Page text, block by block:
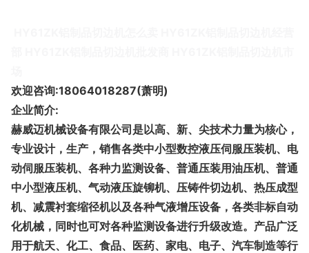
欢迎咨询:18064018287(萧明)
企业简介:
赫威迈机械设备有限公司是以高、新、尖技术力量为核心，
专业设计，生产，销售各类中小型数控液压伺服压装机、电
动伺服压装机、各种力监测设备、普通压装用油压机、普通
中小型液压机、气动液压旋铆机、压铸件切边机、热压成型
机、减震衬套缩径机以及各种气液增压设备，各类非标自动
化机械，同时也可对各种监测设备进行升级改造。产品广泛
用于航天、化工、食品、医药、家电、电子、汽车制造等行